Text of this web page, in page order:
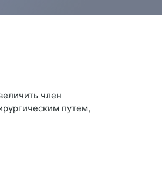
член
путем,